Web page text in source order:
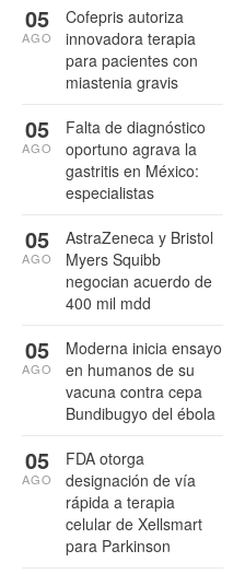
Cofepris autoriza
innovadora terapia
para pacientes con
miastenia gravis
05
AGO
Falta de diagnóstico
oportuno agrava la
gastritis en México:
especialistas
05
AGO
AstraZeneca y Bristol
Myers Squibb
negocian acuerdo de
400 mil mdd
05
AGO
Moderna inicia ensayo
en humanos de su
vacuna contra cepa
Bundibugyo del ébola
05
AGO
FDA otorga
designación de vía
rápida a terapia
celular de Xellsmart
para Parkinson
05
AGO